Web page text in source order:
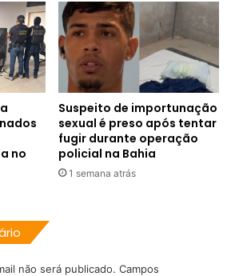
no
Suspeito de importunação
sexual é preso após tentar
fugir durante operação
policial na Bahia
1 semana atrás
não será publicado. Campos